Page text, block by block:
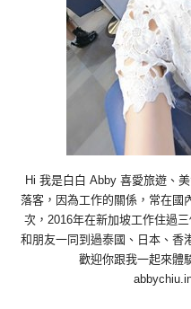
Hi 我是白白 Abby 喜愛旅遊、
落客，因為工作的關係，常在國
次，2016年在新加坡工作住過
和朋友一同到過泰國、日本、香
歡迎你跟我一起來體